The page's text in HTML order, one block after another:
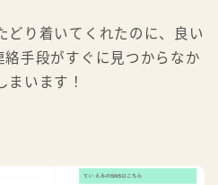
どり着いてくれたのに、良い
絡手段がすぐに見つからなか
まいます！